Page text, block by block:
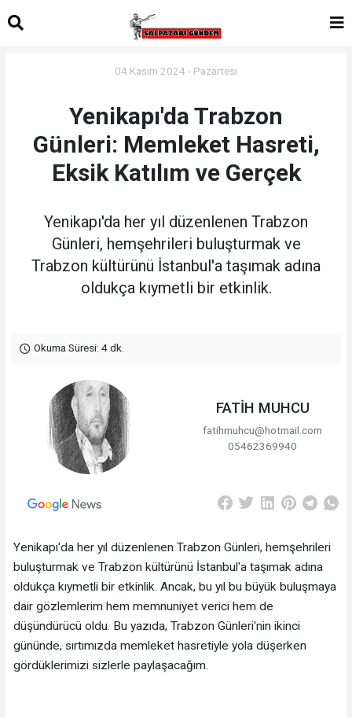
04 Kasım 2024 - Pazartesi
Yenikapı'da Trabzon
Günleri: Memleket Hasreti,
Eksik Katılım ve Gerçek
Yenikapı'da her yıl düzenlenen Trabzon
Günleri, hemşehrileri buluşturmak ve
Trabzon kültürünü İstanbul'a taşımak adına
oldukça kıymetli bir etkinlik.
Okuma Süresi: 4 dk.
FATİH MUHCU
fatihmuhcu@hotmail.com
05462369940
Yenikapı'da her yıl düzenlenen Trabzon Günleri, hemşehrileri
buluşturmak ve Trabzon kültürünü İstanbul'a taşımak adına
oldukça kıymetli bir etkinlik. Ancak, bu yıl bu büyük buluşmaya
dair gözlemlerim hem memnuniyet verici hem de
düşündürücü oldu. Bu yazıda, Trabzon Günleri'nin ikinci
gününde, sırtımızda memleket hasretiyle yola düşerken
gördüklerimizi sizlerle paylaşacağım.